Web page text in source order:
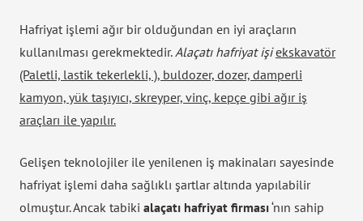
Hafriyat işlemi ağır bir olduğundan en iyi araçların
kullanılması gerekmektedir.Alaçatı hafriyat işi ekskavatör
(Paletli, lastik tekerlekli, ), buldozer, dozer, damperli
kamyon, yük taşıyıcı, skreyper, vinç, kepçe gibi ağır iş
araçları ile yapılır.
Gelişen teknolojiler ile yenilenen iş makinaları sayesinde
hafriyat işlemi daha sağlıklı şartlar altında yapılabilir
olmuştur. Ancak tabiki alaçatı hafriyat firması‘nın sahip